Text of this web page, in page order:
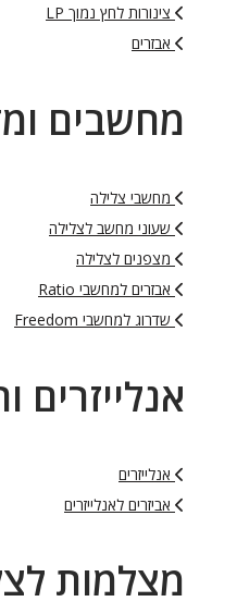
צינורות לחץ נמוך LP
אבזרים
מחשבים
מחשבי צלילה
שעוני מחשב לצלילה
מצפנים לצלילה
אבזרים למחשבי Ratio
שדרוג למחשבי Freedom
אנלייזרים
אנלייזרים
אביזרים לאנלייזרים
מצלמות